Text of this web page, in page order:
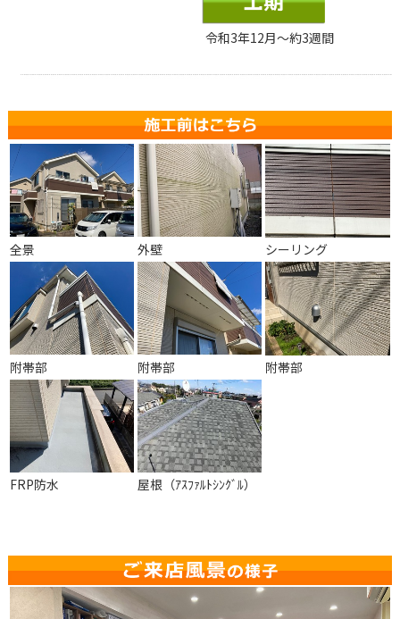
令和3年12月～約3週間
全景 外壁 シーリング
附帯部 附帯部 附帯部
FRP防水 屋根（ｱｽﾌｧﾙﾄｼﾝｸﾞﾙ）